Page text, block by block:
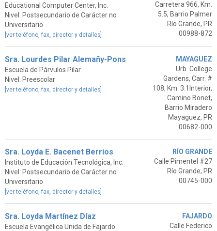
Educational Computer Center, Inc.
Nivel: Postsecundario de Carácter no
Universitario
[ver teléfono, fax, director y detalles]
Carretera 966, Km.
5.5, Barrio Palmer
Río Grande, PR
00988-872
Sra. Lourdes Pilar Alemañy-Pons
Escuela de Párvulos Pilar
Nivel: Preescolar
[ver teléfono, fax, director y detalles]
MAYAGUEZ
Urb. College
Gardens, Carr. #
108, Km. 3.1Interior,
Camino Bonet,
Barrio Miradero
Mayaguez, PR
00682-000
Sra. Loyda E. Bacenet Berrios
Instituto de Educación Tecnológica, Inc.
Nivel: Postsecundario de Carácter no
Universitario
[ver teléfono, fax, director y detalles]
RÍO GRANDE
Calle Pimentel #27
Río Grande, PR
00745-000
Sra. Loyda Martínez Díaz
Escuela Evangélica Unida de Fajardo
FAJARDO
Calle Federico